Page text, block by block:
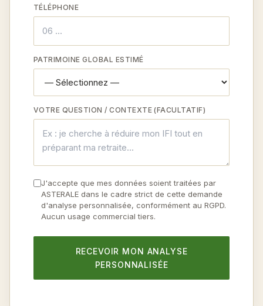
TÉLÉPHONE
PATRIMOINE GLOBAL ESTIMÉ
VOTRE QUESTION / CONTEXTE (FACULTATIF)
J'accepte que mes données soient traitées par
ASTERALE dans le cadre strict de cette demande
d'analyse personnalisée, conformément au RGPD.
Aucun usage commercial tiers.
RECEVOIR MON ANALYSE
PERSONNALISÉE